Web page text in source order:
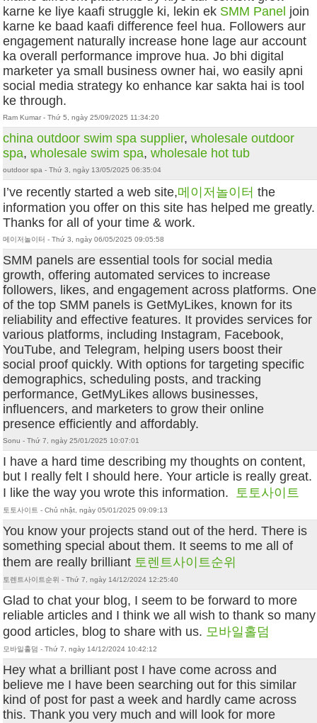
karne ke liye kaafi struggle ki, lekin ek SMM Panel join
karne ke baad kaafi difference feel hua. Followers aur
engagement naturally increase hone lage aur account
ka overall performance improve hua. Jo bhi digital
marketer ya small business owner hai, wo easily apni
social media strategy ko enhance kar sakta hai is tool
ke through.
Ram Kumar - Thứ 5, ngày 25/09/2025 11:34:20
china outdoor swim spa supplier,wholesale outdoor
spa,wholesale swim spa,wholesale hot tub
outdoor spa - Thứ 3, ngày 13/05/2025 06:35:04
I’ve recently started a web site,메이저놀이터 the
information you offer on this site has helped me greatly.
Thanks for all of your time & work.
메이저놀이터 - Thứ 3, ngày 06/05/2025 09:05:58
SMM panels are essential tools for social media
growth, offering automated services to increase
followers, likes, and engagement across platforms. One
of the top SMM panels is GetMyLikes, known for its
reliability and effective features. It provides services for
various platforms, including Instagram, Facebook,
YouTube, and Telegram, helping users boost their
social proof quickly. With options for targeting specific
demographics, scheduling posts, and tracking
performance, GetMyLikes allows businesses,
influencers, and marketers to grow their online
presence efficiently and affordably.
Sonu - Thứ 7, ngày 25/01/2025 10:07:01
I have a hard time describing my thoughts on content,
but I really felt I should here. Your article is really great.
I like the way you wrote this information. 토토사이트
토토사이트 - Chủ nhật, ngày 05/01/2025 09:09:13
You know your projects stand out of the herd. There is
something special about them. It seems to me all of
them are really brilliant 토렌트사이트순위
토렌트사이트순위 - Thứ 7, ngày 14/12/2024 12:25:40
Glad to chat your blog, I seem to be forward to more
reliable articles and I think we all wish to thank so many
good articles, blog to share with us. 모바일홀덤
모바일홀덤 - Thứ 7, ngày 14/12/2024 10:42:12
Hey what a brilliant post I have come across and
believe me I have been searching out for this similar
kind of post for past a week and hardly came across
this. Thank you very much and will look for more